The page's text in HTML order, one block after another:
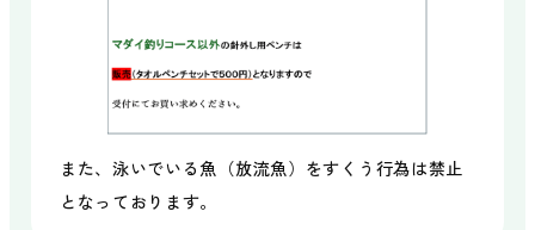
また、泳いでいる魚（放流魚）をすくう行為は禁止
となっております。